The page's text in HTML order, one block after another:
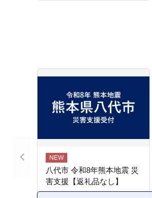
八代市 令和8年熊本地震 災
害支援【返礼品なし】